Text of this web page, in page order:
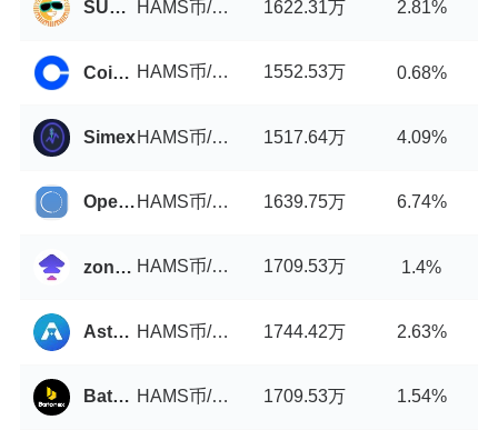
SUN.io HAMS币/USDT 1622.31万 2.81%
Coinbase HAMS币/USDT 1552.53万 0.68%
Simex HAMS币/USDT 1517.64万 4.09%
OpenLedger DEX HAMS币/USDT 1639.75万 6.74%
zondacrypto HAMS币/USDT 1709.53万 1.4%
Astroport HAMS币/USDT 1744.42万 2.63%
Batonex HAMS币/USDT 1709.53万 1.54%